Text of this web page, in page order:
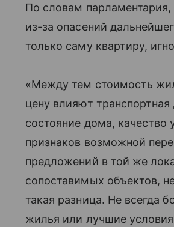
По словам
из-за опасений
только саму квартиру,
«Между тем стоимость
цену влияют
состояние дома, качество
признаков возможной
предложений в той же
сопоставимых объектов,
такая разница. Не всегда
жилья или лучшие